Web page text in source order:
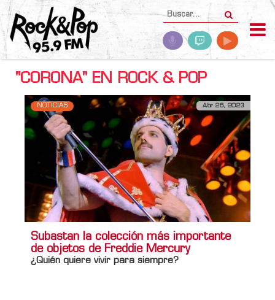
"CORONA" EN ROCK & POP
NOTICIAS Abr 26, 2023
Subastan la colección más importante
de objetos de Freddie Mercury
¿Quién quiere vivir para siempre?